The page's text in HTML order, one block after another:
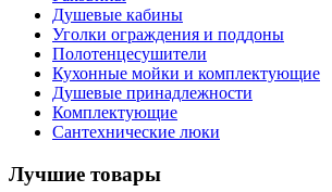
Душевые кабины
Уголки ограждения и поддоны
Полотенцесушители
Кухонные мойки и комплектующие
Душевые принадлежности
Комплектующие
Сантехнические люки
Лучшие товары